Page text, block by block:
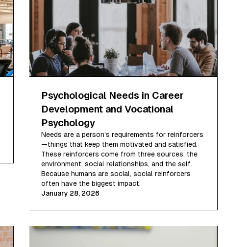
Psychological Needs in Career
Development and Vocational
Psychology
Needs are a person’s requirements for reinforcers
—things that keep them motivated and satisfied.
These reinforcers come from three sources: the
environment, social relationships, and the self.
Because humans are social, social reinforcers
often have the biggest impact.
January 28, 2026